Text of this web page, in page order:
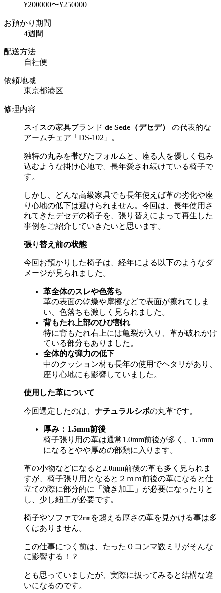
¥200000〜¥250000
お預かり期間
4週間
配送方法
自社便
依頼地域
東京都港区
修理内容
スイスの家具ブランド de Sede （デセデ）
の代表的な
アームチェア「 DS-102 」。
独特の丸みを帯びたフォルムと、座る人を優しく包み
込むような掛け心地で、長年愛され続けている椅子で
す。
しかし、どんな高級家具でも長年使えば革の劣化や座
り心地の低下は避けられません。今回は、長年使用さ
れてきたデセデの椅子を、張り替えによって再生した
事例をご紹介していきたいと思います。
張り替え前の状態
今回お預かりした椅子は、経年による以下のようなダ
メージが見られました。
革全体のスレや色落ち
革の表面の乾燥や摩擦などで表面が擦れてしま
い、色落ちも激しく見られました。
背もたれ上部のひび割れ
特に背もたれ右上には亀裂が入り、革が破れかけ
ている部分もありました。
全体的な弾力の低下
中のクッション材も長年の使用でヘタリがあり、
座り心地にも影響していました。
使用した革について
今回選定したのは、 ナチュラルシボの丸革です。
厚み： 1.5mm前後
椅子張り用の革は通常1.0mm前後が多く、 1.5mm
になるとやや厚めの部類に入ります。
革の小物などになると 2.0mm前後の革も多く見られま
すが、椅子張り用となると２ｍｍ前後の革になると仕
立ての際に部分的に「漉き加工」が必要になったりと
し、少し細工が必要です。
椅子やソファで2㎜を超える厚さの革を見かける事は多
くはありません。
この仕事につく前は、たった０コンマ数ミリがそんな
に影響する！？
とも思っていましたが、実際に扱ってみると結構な違
いになるのです。